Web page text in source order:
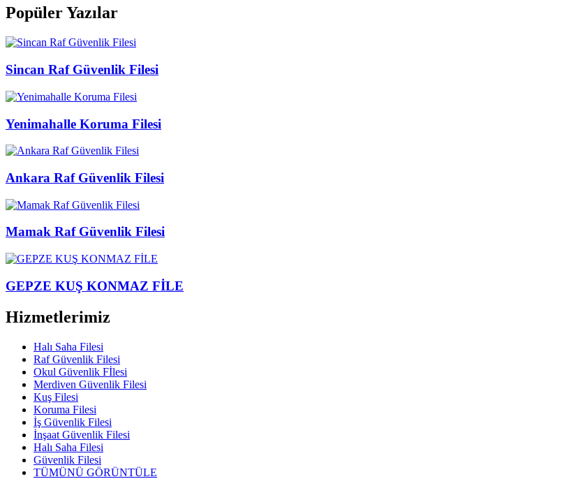
Popüler Yazılar
Sincan Raf Güvenlik Filesi
Yenimahalle Koruma Filesi
Ankara Raf Güvenlik Filesi
Mamak Raf Güvenlik Filesi
GEPZE KUŞ KONMAZ FİLE
Hizmetlerimiz
Halı Saha Filesi
Raf Güvenlik Filesi
Okul Güvenlik Fİlesi
Merdiven Güvenlik Filesi
Kuş Filesi
Koruma Filesi
İş Güvenlik Filesi
İnşaat Güvenlik Filesi
Halı Saha Filesi
Güvenlik Filesi
TÜMÜNÜ GÖRÜNTÜLE